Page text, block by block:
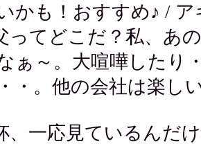
かも！おすすめ♪ / ア
ってどこだ？私、あ
ぁ～。大喧嘩したり
・。他の会社は楽し
、一応見ているんだ